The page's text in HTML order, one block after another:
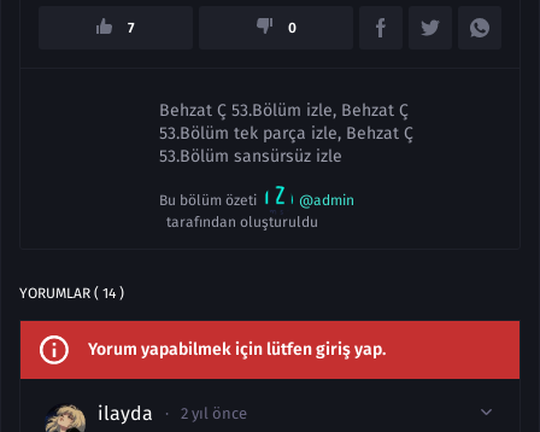
7 0
Behzat Ç 53.Bölüm izle, Behzat Ç
53.Bölüm tek parça izle, Behzat Ç
53.Bölüm sansürsüz izle
Bu bölüm özeti
@admin
tarafından oluşturuldu
YORUMLAR ( 14 )
Yorum yapabilmek için lütfen giriş yap.
ilayda 2 yıl önce